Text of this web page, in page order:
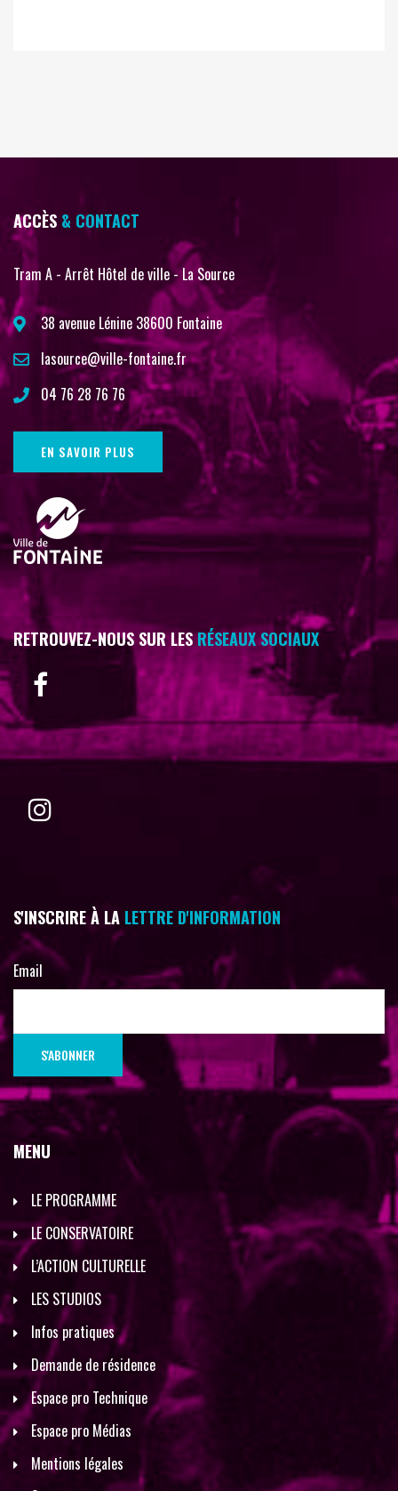
ACCÈS & CONTACT
Tram A - Arrêt Hôtel de ville - La Source
38 avenue Lénine 38600 Fontaine
lasource@ville-fontaine.fr
04 76 28 76 76
EN SAVOIR PLUS
RETROUVEZ-NOUS SUR LESRÉSEAUX SOCIAUX
S'INSCRIRE À LA LETTRE D'INFORMATION
Email
MENU
LE PROGRAMME
LE CONSERVATOIRE
L’ACTION CULTURELLE
LES STUDIOS
Infos pratiques
Demande de résidence
Espace pro Technique
Espace pro Médias
Mentions légales